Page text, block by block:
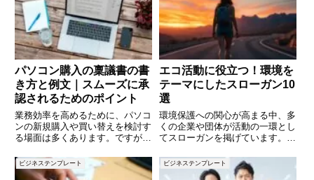
パソコン購入の稟議書の書
き方と例文｜スムーズに承
認されるためのポイント
業務効率を高めるために、パソコ
ンの新規購入や買い替えを検討す
る場面は多くあります。ですが、
して承認を得る必要があります。
特にパソコンは単価も高く、慎重
エコ活動に役立つ！環境を
テーマにしたスローガン10
選
環境保護への関心が高まる中、多
くの企業や団体が活動の一環とし
てスローガンを掲げています。短
メッセージが込められており、意
識を変えるきっかけになることも
ビジネステンプレート ビジネステンプレート